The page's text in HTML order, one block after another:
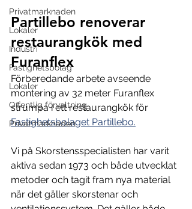
Privatmarknaden
Lokaler
Industri
Fastighetsbolag
Lokaler
Offentlig förvaltning
Privatmarknaden
Partillebo renoverar
restaurangkök med
Furanflex
Förberedande arbete avseende
montering av 32 meter Furanflex
strumpa i ett restaurangkök för
Fastighetsbolaget Partillebo.
Vi på Skorstensspecialisten har varit
aktiva sedan 1973 och både utvecklat
metoder och tagit fram nya material
när det gäller skorstenar och